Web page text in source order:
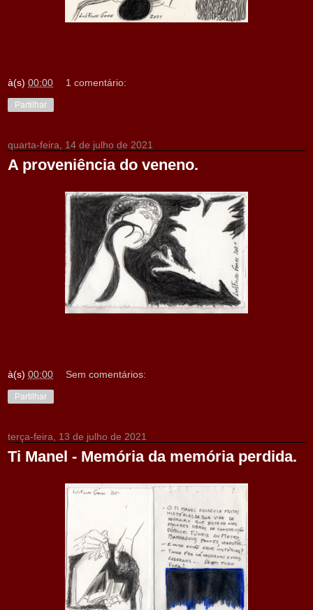
à(s) 00:00 1 comentário:
Partilhar
quarta-feira, 14 de julho de 2021
A proveniência do veneno.
à(s) 00:00 Sem comentários:
Partilhar
terça-feira, 13 de julho de 2021
Ti Manel - Memória da memória perdida.